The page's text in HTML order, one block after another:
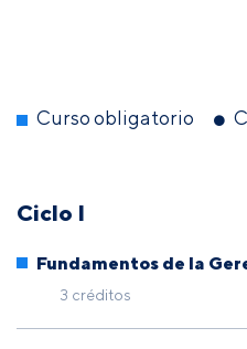
Curso obligatorio
Ciclo I
Fundamentos de la
3 créditos